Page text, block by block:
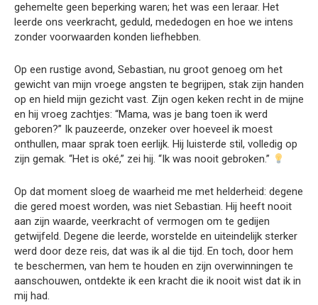
gehemelte geen beperking waren; het was een leraar. Het
leerde ons veerkracht, geduld, mededogen en hoe we intens
zonder voorwaarden konden liefhebben.
Op een rustige avond, Sebastian, nu groot genoeg om het
gewicht van mijn vroege angsten te begrijpen, stak zijn handen
op en hield mijn gezicht vast. Zijn ogen keken recht in de mijne
en hij vroeg zachtjes: “Mama, was je bang toen ik werd
geboren?” Ik pauzeerde, onzeker over hoeveel ik moest
onthullen, maar sprak toen eerlijk. Hij luisterde stil, volledig op
zijn gemak. “Het is oké,” zei hij. “Ik was nooit gebroken.”
Op dat moment sloeg de waarheid me met helderheid: degene
die gered moest worden, was niet Sebastian. Hij heeft nooit
aan zijn waarde, veerkracht of vermogen om te gedijen
getwijfeld. Degene die leerde, worstelde en uiteindelijk sterker
werd door deze reis, dat was ik al die tijd. En toch, door hem
te beschermen, van hem te houden en zijn overwinningen te
aanschouwen, ontdekte ik een kracht die ik nooit wist dat ik in
mij had.